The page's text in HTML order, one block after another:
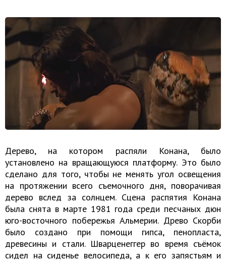
Дерево, на котором распяли Конана, было
установлено на вращающуюся платформу. Это было
сделано для того, чтобы не менять угол освещения
на протяжении всего съемочного дня, поворачивая
дерево вслед за солнцем. Сцена распятия Конана
была снята в марте 1981 года среди песчаных дюн
юго-восточного побережья Альмерии. Древо Скорби
было создано при помощи гипса, пенопласта,
древесины и стали. Шварценеггер во время съёмок
сидел на сиденье велосипеда, а к его запястьям и